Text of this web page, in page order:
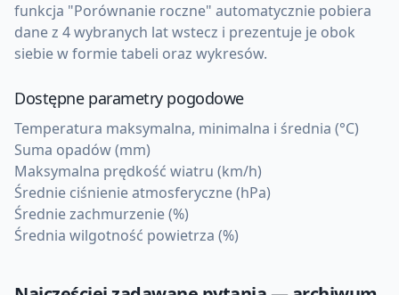
funkcja "Porównanie roczne" automatycznie pobiera
dane z 4 wybranych lat wstecz i prezentuje je obok
siebie w formie tabeli oraz wykresów.
Dostępne parametry pogodowe
Temperatura maksymalna, minimalna i średnia (°C)
Suma opadów (mm)
Maksymalna prędkość wiatru (km/h)
Średnie ciśnienie atmosferyczne (hPa)
Średnie zachmurzenie (%)
Średnia wilgotność powietrza (%)